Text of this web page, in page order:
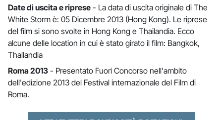
Date di uscita e riprese - La data di uscita originale di The
White Storm è: 05 Dicembre 2013 (Hong Kong). Le riprese
del film si sono svolte in Hong Kong e Thailandia. Ecco
alcune delle location in cui è stato girato il film: Bangkok,
Thailandia
Roma 2013 - Presentato Fuori Concorso nell'ambito
dell'edizione 2013 del Festival internazionale del Film di
Roma.